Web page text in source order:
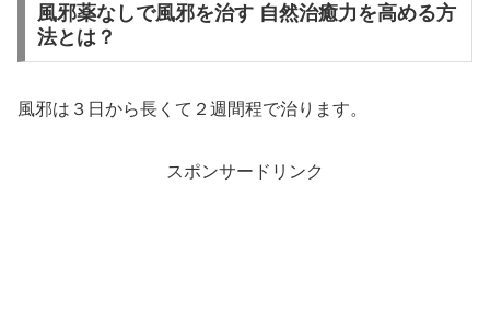
風邪薬なしで風邪を治す 自然治癒力を高める方
法とは？
風邪は３日から長くて２週間程で治ります。
スポンサードリンク